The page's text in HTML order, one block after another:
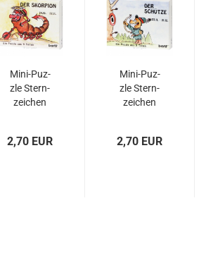
Mini-​Puz­
zle Stern­
zei­chen
ON
2,70 EUR
Mini-​Puz­
zle Stern­
zei­chen
2,70 EUR